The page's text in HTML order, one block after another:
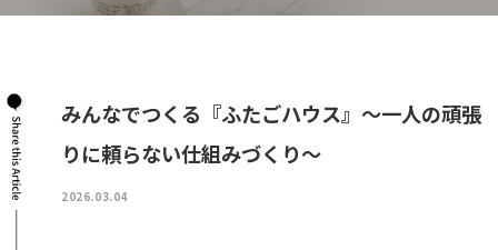
みんなでつくる『ふたごハウス』～一人の頑張
りに頼らない仕組みづくり～
2026.03.04